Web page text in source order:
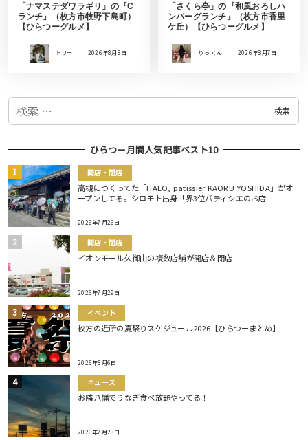
「ナマステダワラギリ」の『C
ランチ』（枚方市牧野下島町）
【ひらつーグルメ】
トリー 2026年8月8日
「さくら亭」の『和風おろしハ
ンバーグランチ』（枚方市香里
ケ丘）【ひらつーグルメ】
りっ くん 2026年8月7日
検
検索
ひらつー月間人気記事ベスト10
開店・閉店
高槻につくってた「HALO, patissier KAORU YOSHIDA」がオ
ープンしてる。シロモト出身世界3位パティシエのお店
2026年7月26日
開店・閉店
イオンモール久御山の複数店舗が開店＆閉店
2026年7月29日
イベント
枚方の近所の夏祭りスケジュール2026【ひらつーまとめ】
2026年8月6日
ニュース
お隣八幡でうなぎ食べ放題やってる！
2026年7月23日